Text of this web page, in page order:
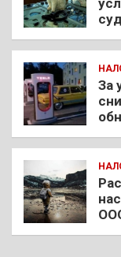
За